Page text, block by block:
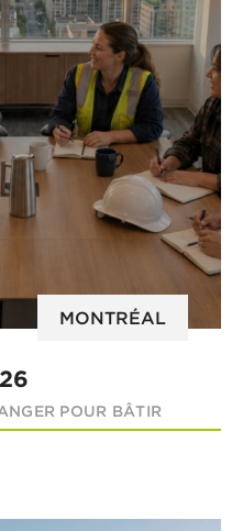
POUR BÂTIR
MONTRÉAL